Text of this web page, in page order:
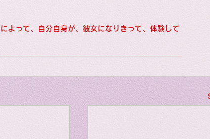
linguistics
Drama
よって、自分自身が、彼女になりきって、体験して